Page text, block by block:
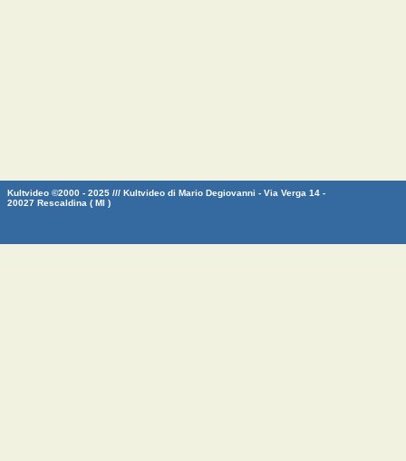
Kultvideo ©2000 - 2025 /// Kultvideo di Mario Degiovanni - Via Verga 14 -
20027 Rescaldina ( MI )